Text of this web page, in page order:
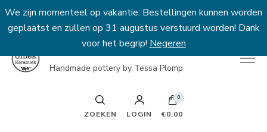
We zijn momenteel op vakantie. Bestellingen kunnen worden
geplaatst en zullen op 31 augustus verstuurd worden! Dank
voor het begrip! Negeren
Handmade pottery by Tessa Plomp
ZOEKEN LOGIN
0
€0,00